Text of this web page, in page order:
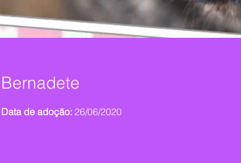
Bernadete
Data de adoção: 26/06/2020